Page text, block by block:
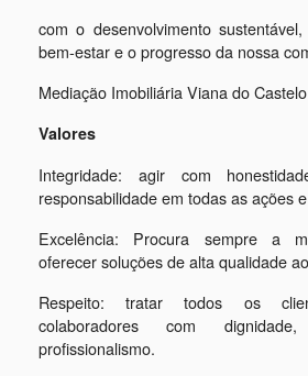
com o desenvolvimento
bem-estar e o progresso da nossa
Mediação Imobiliária Viana do Castelo
Valores
Integridade: agir com
responsabilidade em todas as ações
Excelência: Procura sempre a
oferecer soluções de alta qualidade
Respeito: tratar todos os
colaboradores com
profissionalismo.